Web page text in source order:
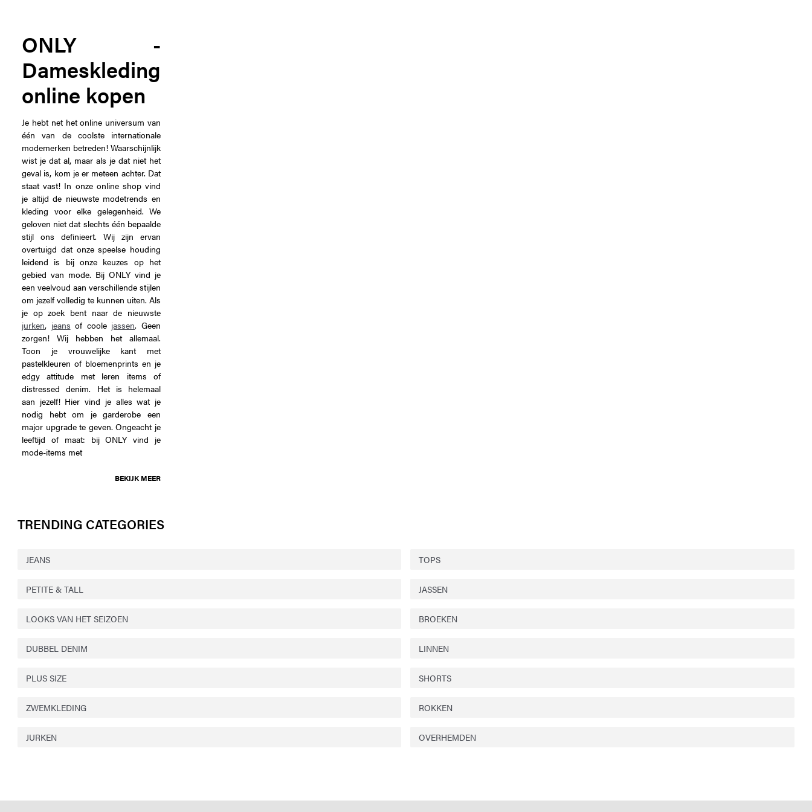
ONLY -
Dameskleding
online kopen
Je hebt net het online universum van
één van de coolste internationale
modemerken betreden! Waarschijnlijk
wist je dat al, maar als je dat niet het
geval is, kom je er meteen achter. Dat
staat vast! In onze online shop vind
je altijd de nieuwste modetrends en
kleding voor elke gelegenheid. We
geloven niet dat slechts één bepaalde
stijl ons definieert. Wij zijn ervan
overtuigd dat onze speelse houding
leidend is bij onze keuzes op het
gebied van mode. Bij ONLY vind je
een veelvoud aan verschillende stijlen
om jezelf volledig te kunnen uiten. Als
je op zoek bent naar de nieuwste
jurken, jeans of coole jassen. Geen
zorgen! Wij hebben het allemaal.
Toon je vrouwelijke kant met
pastelkleuren of bloemenprints en je
edgy attitude met leren items of
distressed denim. Het is helemaal
aan jezelf! Hier vind je alles wat je
nodig hebt om je garderobe een
major upgrade te geven. Ongeacht je
leeftijd of maat: bij ONLY vind je
mode-items met
BEKIJK MEER
TRENDING CATEGORIES
JEANS TOPS
PETITE & TALL JASSEN
LOOKS VAN HET SEIZOEN BROEKEN
DUBBEL DENIM LINNEN
PLUS SIZE SHORTS
ZWEMKLEDING ROKKEN
JURKEN OVERHEMDEN